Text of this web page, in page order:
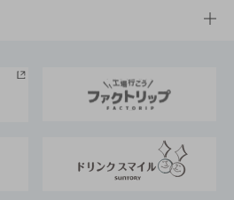
大阪
ステナビリティ経営